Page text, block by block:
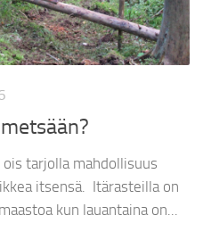
tarjolla mahdollisuus
itsensä. Itärasteilla on
kun lauantaina on...